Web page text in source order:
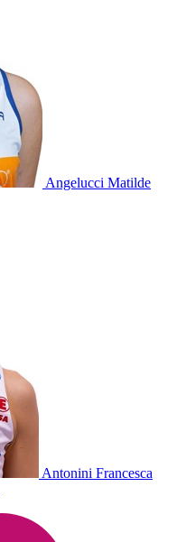
Angelucci Matilde
Antonini Francesca